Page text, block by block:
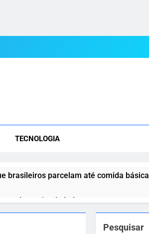
TECNOLOGIA
brasileiros parcelam até comida básica
reduz atrito de Lula com o agro
Pesquisar